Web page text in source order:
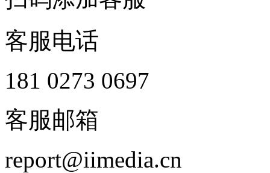
客服电话
181 0273 0697
客服邮箱
report@iimedia.cn